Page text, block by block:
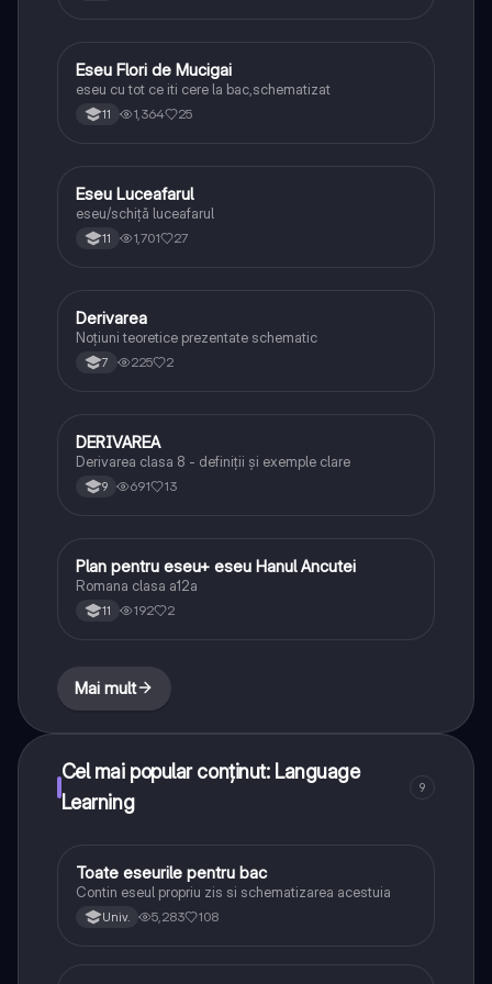
Limba și literatura română
Eseu Flori de Mucigai
eseu cu tot ce iti cere la bac,schematizat
11 1,364 25
Limba și literatura română
Eseu Luceafarul
eseu/schiță luceafarul
11 1,701 27
Limba și literatura română
Derivarea
Noțiuni teoretice prezentate schematic
7 225 2
Limba și literatura română
DERIVAREA
Derivarea clasa 8 - definiții și exemple clare
9 691 13
Limba și literatura română Plan pentru eseu+ eseu Hanul Ancutei
Romana clasa a12a
11 192 2
Mai mult
Cel mai popular conținut: Language
Learning
9
Limba și literatura română
Toate eseurile pentru bac
Contin eseul propriu zis si schematizarea acestuia
Univ. 5,283 108